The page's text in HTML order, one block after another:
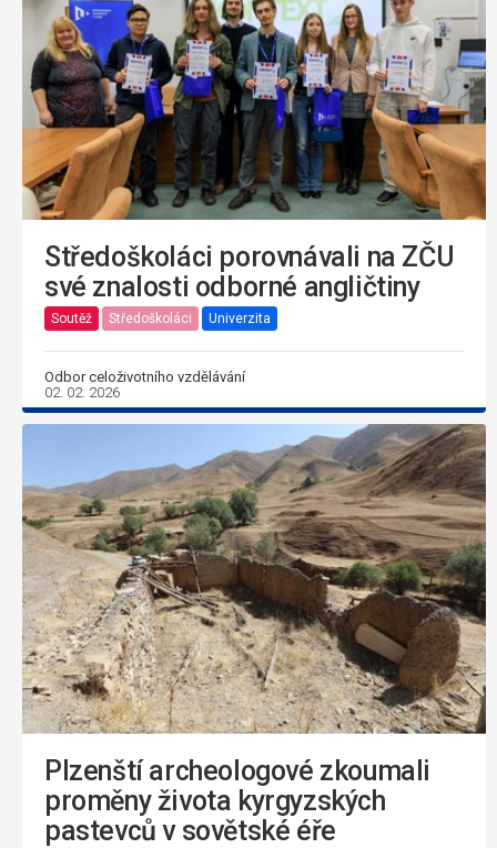
Středoškoláci porovnávali na ZČU
své znalosti odborné angličtiny
Soutěž Středoškoláci Univerzita
Odbor celoživotního vzdělávání
02. 02. 2026
Plzenští archeologové zkoumali
proměny života kyrgyzských
pastevců v sovětské éře